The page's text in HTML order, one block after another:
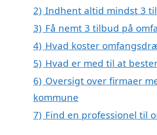
2) Indhent altid mindst 3
3) Få nemt 3 tilbud på
4) Hvad koster
5) Hvad er med til at
6) Oversigt over firmaer
kommune
7) Find en professionel til